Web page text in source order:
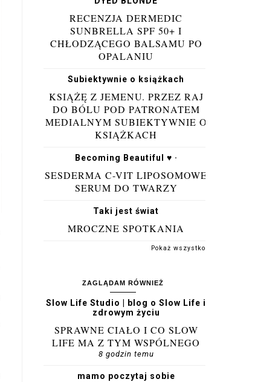
RECENZJA DERMEDIC
SUNBRELLA SPF 50+ I
CHŁODZĄCEGO BALSAMU PO
OPALANIU
Subiektywnie o książkach
KSIĄŻĘ Z JEMENU. PRZEZ RAJ
DO BÓLU POD PATRONATEM
MEDIALNYM SUBIEKTYWNIE O
KSIĄŻKACH
Becoming Beautiful ♥ ·
SESDERMA C-VIT LIPOSOMOWE
SERUM DO TWARZY
Taki jest świat
MROCZNE SPOTKANIA
Pokaż wszystko
ZAGLĄDAM RÓWNIEŻ
Slow Life Studio | blog o Slow Life i
zdrowym życiu
SPRAWNE CIAŁO I CO SLOW
LIFE MA Z TYM WSPÓLNEGO
8 godzin temu
mamo poczytaj sobie